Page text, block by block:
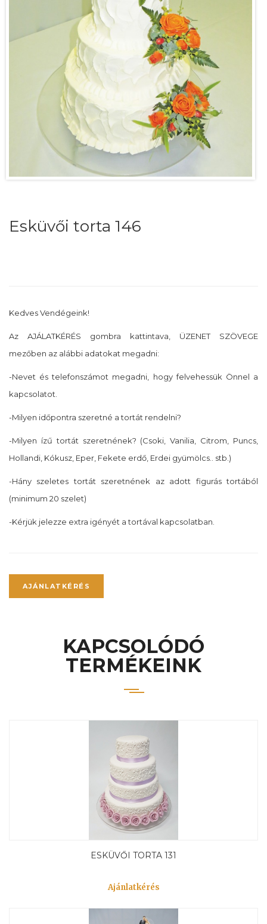
Esküvői torta 146
Kedves Vendégeink!
Az AJÁLATKÉRÉS gombra kattintava, ÜZENET SZÖVEGE
mezőben az alábbi adatokat megadni:
-Nevet és telefonszámot megadni, hogy felvehessük Önnel a
kapcsolatot.
-Milyen időpontra szeretné a tortát rendelni?
-Milyen ízű tortát szeretnének? (Csoki, Vanilia, Citrom, Puncs,
Hollandi, Kókusz, Eper, Fekete erdő, Erdei gyümölcs.. stb.)
-Hány szeletes tortát szeretnének az adott figurás tortából
(minimum 20 szelet)
-Kérjük jelezze extra igényét a tortával kapcsolatban.
AJÁNLATKÉRÉS
KAPCSOLÓDÓ
TERMÉKEINK
ESKÜVŐI TORTA 131
Ajánlatkérés